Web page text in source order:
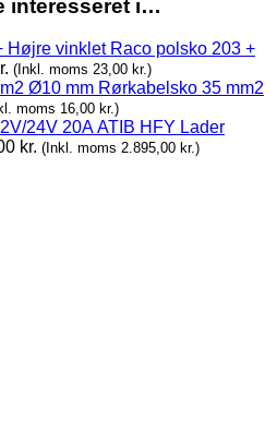
interesseret i…
Raco polsko 203 +
(Inkl. moms 23,00 kr.)
Rørkabelsko 35 mm2
moms 16,00 kr.)
ATIB HFY Lader
kr. (Inkl. moms 2.895,00 kr.)